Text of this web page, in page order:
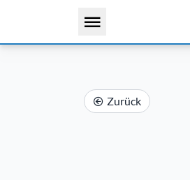
Zurück